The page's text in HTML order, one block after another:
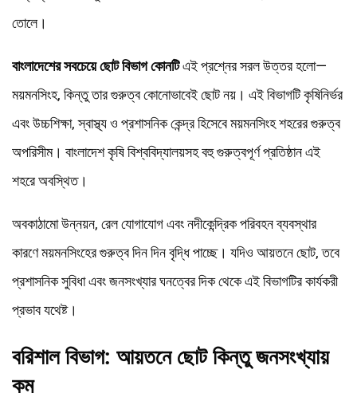
তোলে।
বাংলাদেশের সবচেয়ে ছোট বিভাগ কোনটিএই প্রশ্নের সরল উত্তর হলো—
ময়মনসিংহ, কিন্তু তার গুরুত্ব কোনোভাবেই ছোট নয়। এই বিভাগটি কৃষিনির্ভর
এবং উচ্চশিক্ষা, স্বাস্থ্য ও প্রশাসনিক কেন্দ্র হিসেবে ময়মনসিংহ শহরের গুরুত্ব
অপরিসীম। বাংলাদেশ কৃষি বিশ্ববিদ্যালয়সহ বহু গুরুত্বপূর্ণ প্রতিষ্ঠান এই
শহরে অবস্থিত।
অবকাঠামো উন্নয়ন, রেল যোগাযোগ এবং নদীকেন্দ্রিক পরিবহন ব্যবস্থার
কারণে ময়মনসিংহের গুরুত্ব দিন দিন বৃদ্ধি পাচ্ছে। যদিও আয়তনে ছোট, তবে
প্রশাসনিক সুবিধা এবং জনসংখ্যার ঘনত্বের দিক থেকে এই বিভাগটির কার্যকরী
প্রভাব যথেষ্ট।
বরিশাল বিভাগ: আয়তনে ছোট কিন্তু জনসংখ্যায়
কম